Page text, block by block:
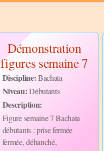
Démonstration
figures semaine 7
Discipline:Bachata
Niveau:Débutants
Description:
Figure semaine 7 Bachata
débutants : prise fermée
fermée, déhanché,